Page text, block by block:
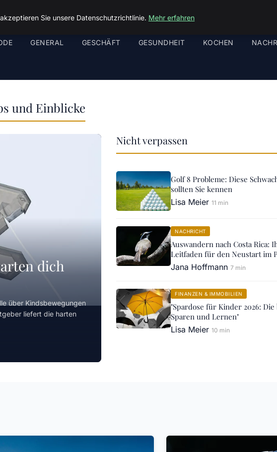
GENERAL GESCHÄFT GESUNDHEIT KOCHEN
und Einblicke
dich
über Kindsbewegungen
liefert die harten
Nicht verpassen
Golf 8 Probleme: Diese
sollten Sie kennen
Lisa Meier 11 min
NACHRICHT
Auswandern nach Costa Rica:
Leitfaden für den Neustart im
Jana Hoffmann 7 min
FINANZEN & IMMOBILIEN
"Spardose für Kinder 2026:
Sparen und Lernen"
Lisa Meier 10 min
Sie unsere Datenschutzrichtlinie. Mehr erfahren